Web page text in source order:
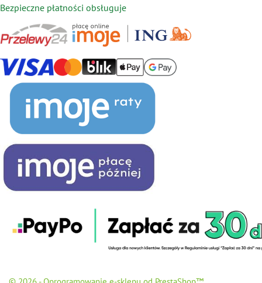
Bezpieczne płatności obsługuje